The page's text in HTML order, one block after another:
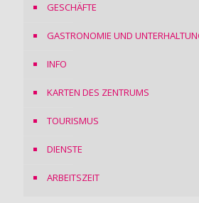
GESCHÄFTE
GASTRONOMIE UND
INFO
KARTEN DES ZENTRUMS
TOURISMUS
DIENSTE
ARBEITSZEIT